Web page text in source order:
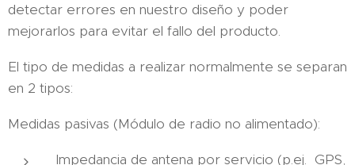
detectar errores en nuestro diseño y poder
mejorarlos para evitar el fallo del producto.
El tipo de medidas a realizar normalmente se separan
en 2 tipos:
Medidas pasivas (Módulo de radio no alimentado):
Impedancia de antena por servicio (p.ej. GPS,